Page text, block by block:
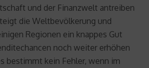
und der Finanzwelt antreiben
die Weltbevölkerung und
Regionen ein knappes Gut
noch weiter erhöhen
bestimmt kein Fehler, wenn im